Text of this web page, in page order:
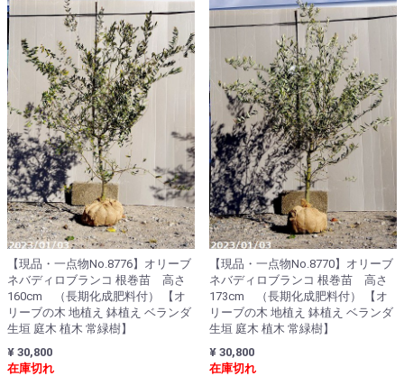
【現品・一点物No.8776】オリーブ
ネバディロブランコ 根巻苗 高さ
160cm （長期化成肥料付） 【オ
リーブの木 地植え 鉢植え ベランダ
生垣 庭木 植木 常緑樹】
¥ 30,800
在庫切れ
【現品・一点物No.8770】オリーブ
ネバディロブランコ 根巻苗 高さ
173cm （長期化成肥料付） 【オ
リーブの木 地植え 鉢植え ベランダ
生垣 庭木 植木 常緑樹】
¥ 30,800
在庫切れ